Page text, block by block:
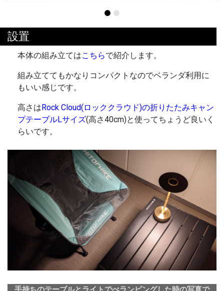
設置
本体の組み立てはこちらで紹介します。
組み立ててもかなりコンパクトなのでベランダ利用に
もいい感じです。
高さは Rock Cloud(ロッククラウド)の折りたたみキャン
プテーブルLサイズ(高さ40cm)と使ってちょうど良いく
らいです。